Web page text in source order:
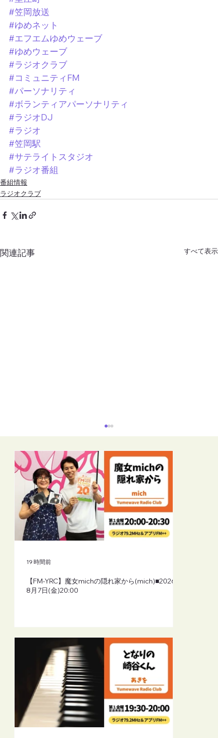
#笠岡放送
#ゆめネット
#エフエムゆめウェーブ
#ゆめウェーブ
#ラジオクラブ
#コミュニティFM
#パーソナリティ
#ボランティアパーソナリティ
#ラジオDJ
#ラジオ
#笠岡駅
#サテライトスタジオ
#ラジオ番組
番組情報
ラジオクラブ
関連記事 すべて表示
【FM-YRC】となりの崎谷(さきや)くん(あ
【FM-YRC】魔女michの隠れ家から(mich)■2026年
8月7日(金)20:00
19 時間前